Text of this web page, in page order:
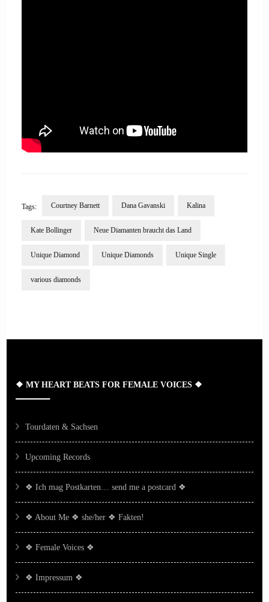
Tags: Courtney Barnett Dana Gavanski Kalina
Kate Bollinger Neue Diamanten braucht das Land
Unique Diamond Unique Diamonds Unique Single
various diamonds
Navigation
❖ MY HEART BEATS FOR FEMALE VOICES ❖
Tourdaten & Sachsen
Upcoming Records
❖ Ich mag Postkarten… send me a postcard ❖
❖ About Me ❖ she/her ❖ Fakten!
❖ Female Voices ❖
❖ Impressum ❖